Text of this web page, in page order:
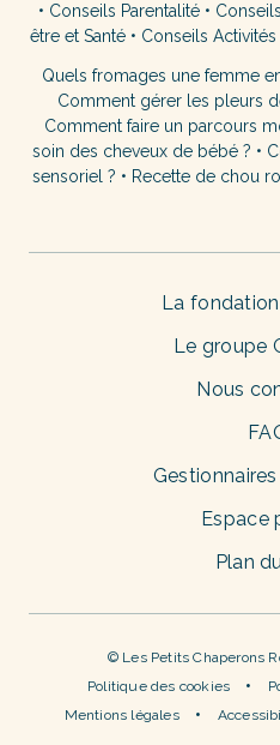
• Conseils Parentalité•
être et Santé• Conseils
Quels fromages une femme
Comment gérer les pleurs
Comment faire un parcours
soin des cheveux de bébé ? •
sensoriel ? • Recette de chou
La
Le groupe
Nous
Espace
Plan
© Les Petits Chaperons
Politique des cookies
Mentions légales